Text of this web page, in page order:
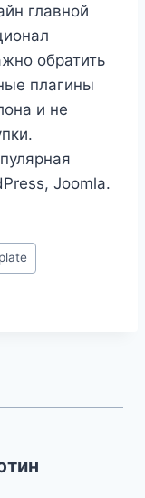
главной
обратить
плагины
и не
Joomla.